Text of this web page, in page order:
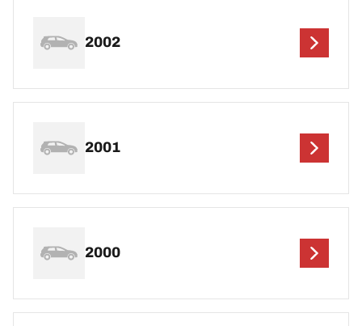
2002
2001
2000